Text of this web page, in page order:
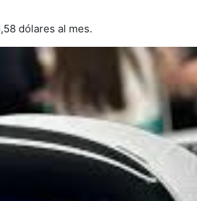
dólares al mes.